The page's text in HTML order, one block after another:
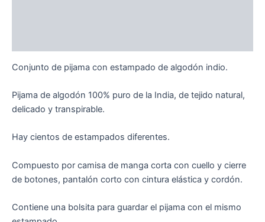
Conjunto de pijama con estampado de algodón indio.
Pijama de algodón 100% puro de la India, de tejido natural,
delicado y transpirable.
Hay cientos de estampados diferentes.
Compuesto por camisa de manga corta con cuello y cierre
de botones, pantalón corto con cintura elástica y cordón.
Contiene una bolsita para guardar el pijama con el mismo